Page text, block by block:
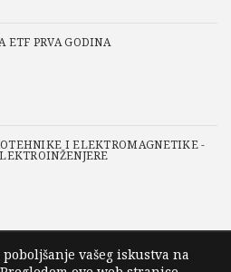
ETF PRVA GODINA
I ELEKTROMAGNETIKE -
vašeg iskustva na